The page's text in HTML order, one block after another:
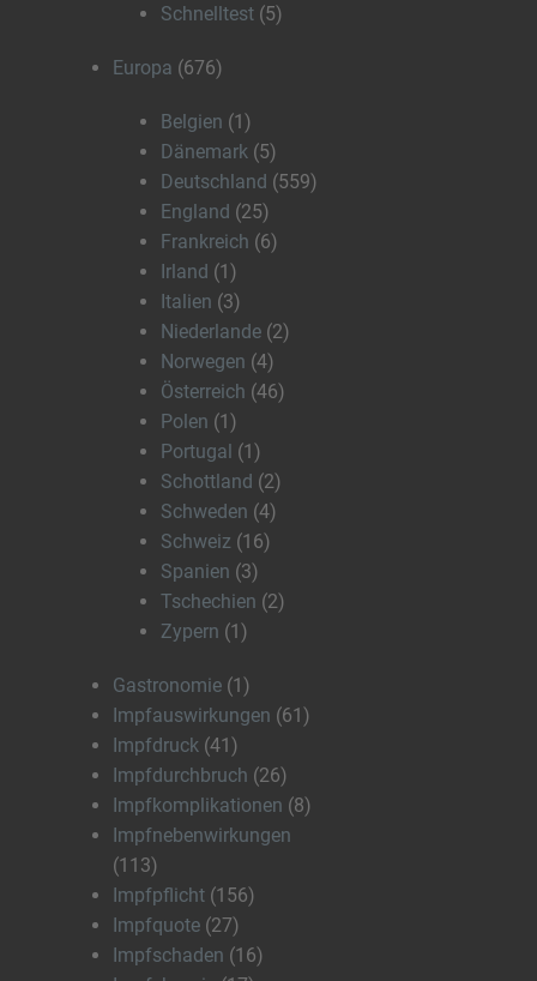
Schnelltest (5)
Europa (676)
Belgien (1)
Dänemark (5)
Deutschland (559)
England (25)
Frankreich (6)
Irland (1)
Italien (3)
Niederlande (2)
Norwegen (4)
Österreich (46)
Polen (1)
Portugal (1)
Schottland (2)
Schweden (4)
Schweiz (16)
Spanien (3)
Tschechien (2)
Zypern (1)
Gastronomie (1)
Impfauswirkungen (61)
Impfdruck (41)
Impfdurchbruch (26)
Impfkomplikationen (8)
Impfnebenwirkungen
(113)
Impfpflicht (156)
Impfquote (27)
Impfschaden (16)